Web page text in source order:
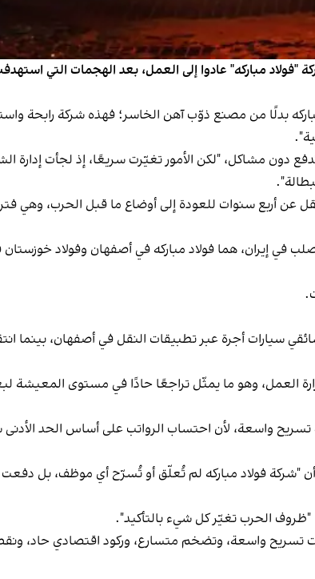
الإخباري الإيراني بأن نحو ألفي عامل فقط من أصل 27 ألفًا في شركة "فولاد مباركه" عادوا إلى العمل،
يستهدف فولاد مباركه بدلًا من مصنع ذوّب ‌آهن الخاسر؛ فهذه شركة
دون مشاكل، "لكن الأمور تغيّرت سريعًا، إذ لجأت إدارة
يقل عن أربع سنوات للعودة إلى أوضاع ما قبل الحرب، وهي
كسائقي سيارات أجرة عبر تطبيقات النقل في أصفهان،
العمل، وهو ما يمثّل تراجعًا حادًا في مستوى
واسعة، لأن احتساب الرواتب على أساس الحد الأدنى
"ظروف الحرب تغيّر كل شيء بالتأكيد".
تسريح واسعة، وتضخم متسارع، وركود اقتصادي حاد،